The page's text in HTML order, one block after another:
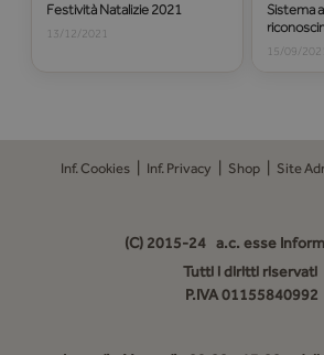
Festività Natalizie 2021
13/12/2021
Sistema
15/09/
Inf. Cookies| Inf. Privacy Shop| Site
(C) 2015-24 a.c. esse
Tutti i diritti riservati
P.IVA 01155840992